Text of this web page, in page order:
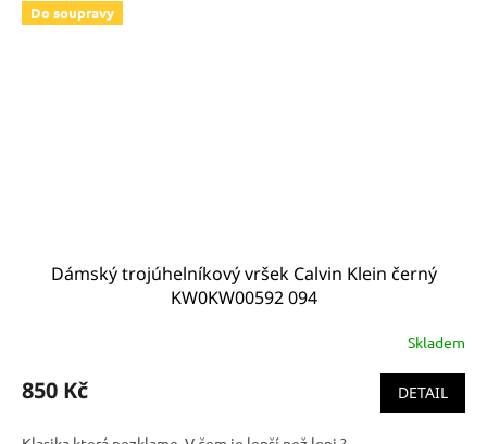
Do soupravy
Dámský trojúhelníkový vršek Calvin Klein černý
KW0KW00592 094
Skladem
850 Kč DETAIL